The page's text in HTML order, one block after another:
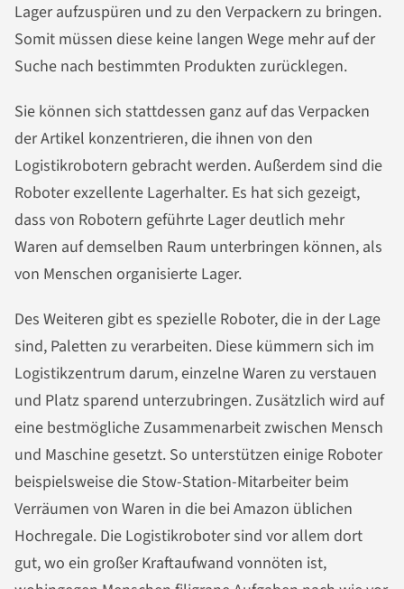
Lager aufzuspüren und zu den Verpackern zu bringen.
Somit müssen diese keine langen Wege mehr auf der
Suche nach bestimmten Produkten zurücklegen.
Sie können sich stattdessen ganz auf das Verpacken
der Artikel konzentrieren, die ihnen von den
Logistikrobotern gebracht werden. Außerdem sind die
Roboter exzellente Lagerhalter. Es hat sich gezeigt,
dass von Robotern geführte Lager deutlich mehr
Waren auf demselben Raum unterbringen können, als
von Menschen organisierte Lager.
Des Weiteren gibt es spezielle Roboter, die in der Lage
sind, Paletten zu verarbeiten. Diese kümmern sich im
Logistikzentrum darum, einzelne Waren zu verstauen
und Platz sparend unterzubringen. Zusätzlich wird auf
eine bestmögliche Zusammenarbeit zwischen Mensch
und Maschine gesetzt. So unterstützen einige Roboter
beispielsweise die Stow-Station-Mitarbeiter beim
Verräumen von Waren in die bei Amazon üblichen
Hochregale. Die Logistikroboter sind vor allem dort
gut, wo ein großer Kraftaufwand vonnöten ist,